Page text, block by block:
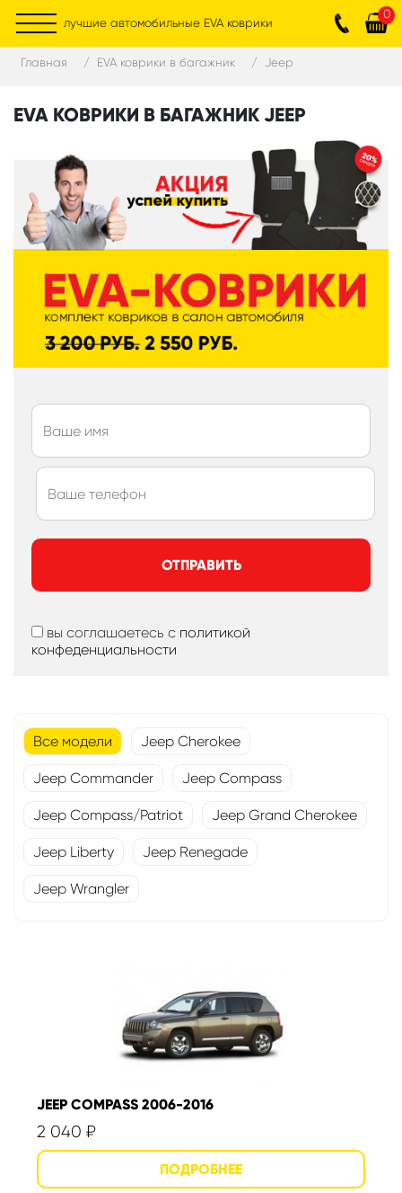
лучшие автомобильные EVA коврики
0
Главная EVA коврики в багажник Jeep
EVA КОВРИКИ В БАГАЖНИК JEEP
ОТПРАВИТЬ
вы соглашаетесь с политикой
конфеденциальности
Все модели Jeep Cherokee
Jeep Commander Jeep Compass
Jeep Compass/Patriot Jeep Grand Cherokee
Jeep Liberty Jeep Renegade
Jeep Wrangler
JEEP COMPASS 2006-2016
2 040 ₽